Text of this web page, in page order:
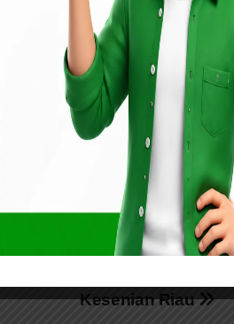
pada saat ini DKR harus bisa
itu sebagai laman baru bagi
seni budaya yang berbasis
indentitas diri semakin tegas
Riau, H Syamsuar Dukung
Kesenian Riau